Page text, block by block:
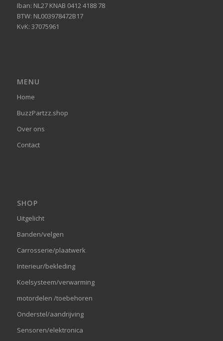
Iban: NL27 KNAB 0412 4188 78
BTW: NL003978472B17
KvK: 37075961
MENU
Home
BuzzPartzz.shop
Over ons
Contact
SHOP
Uitgelicht
Banden/velgen
Carrosserie/plaatwerk
Interieur/bekleding
Koelsysteem/verwarming
motordelen /toebehoren
Onderstel/aandrijving
Sensoren/elektronica